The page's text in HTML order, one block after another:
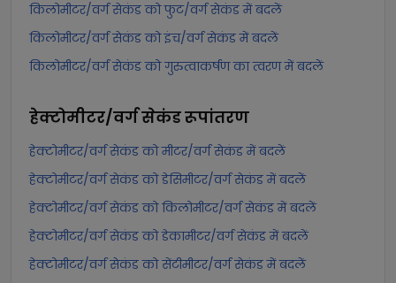
किलोमीटर/वर्ग सेकंड को फुट/वर्ग सेकंड में बदलें
किलोमीटर/वर्ग सेकंड को इंच/वर्ग सेकंड में बदलें
किलोमीटर/वर्ग सेकंड को गुरुत्वाकर्षण का त्वरण में बदलें
हेक्टोमीटर/वर्ग सेकंडरूपांतरण
हेक्टोमीटर/वर्ग सेकंड को मीटर/वर्ग सेकंड में बदलें
हेक्टोमीटर/वर्ग सेकंड को डेसिमीटर/वर्ग सेकंड में बदलें
हेक्टोमीटर/वर्ग सेकंड को किलोमीटर/वर्ग सेकंड में बदलें
हेक्टोमीटर/वर्ग सेकंड को डेकामीटर/वर्ग सेकंड में बदलें
हेक्टोमीटर/वर्ग सेकंड को सेंटीमीटर/वर्ग सेकंड में बदलें